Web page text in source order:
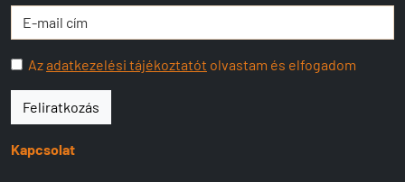
Azadatkezelési tájékoztatót olvastam és elfogadom
Feliratkozás
Kapcsolat